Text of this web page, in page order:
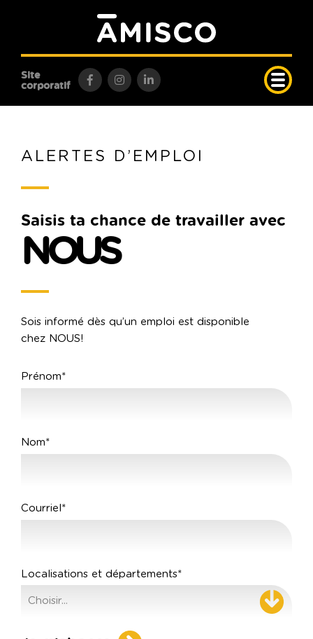
Site
corporatif
ALERTES D’EMPLOI
Saisis ta chance de travailler avec
NOUS
Sois informé dès qu’un emploi est disponible
chez NOUS!
Prénom*
Nom*
Courriel*
Localisations et départements*